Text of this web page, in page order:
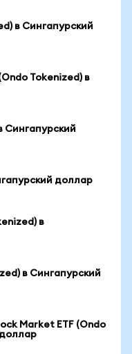
в Сингапурский
Tokenized) в
Сингапурский
доллар
в
в Сингапурский
Market ETF (Ondo